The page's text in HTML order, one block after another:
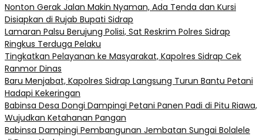
Nonton Gerak Jalan Makin Nyaman, Ada Tenda dan Kursi
Disiapkan di Rujab Bupati Sidrap
Lamaran Palsu Berujung Polisi, Sat Reskrim Polres Sidrap
Ringkus Terduga Pelaku
Tingkatkan Pelayanan ke Masyarakat, Kapolres Sidrap Cek
Ranmor Dinas
Baru Menjabat, Kapolres Sidrap Langsung Turun Bantu Petani
Hadapi Kekeringan
Babinsa Desa Dongi Dampingi Petani Panen Padi di Pitu Riawa,
Wujudkan Ketahanan Pangan
Babinsa Dampingi Pembangunan Jembatan Sungai Bolalele